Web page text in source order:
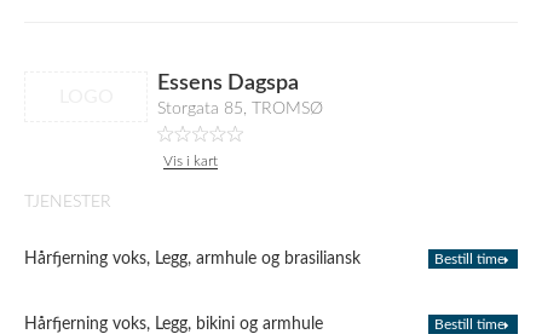
Essens Dagspa
Storgata 85, TROMSØ
Vis i kart
TJENESTER
Hårfjerning voks, Legg, armhule og brasiliansk Bestill time
Hårfjerning voks, Legg, bikini og armhule Bestill time